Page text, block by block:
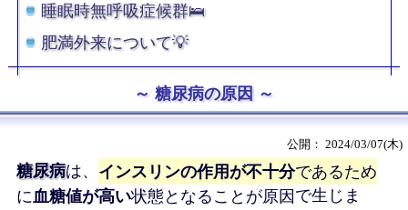
睡眠時無呼吸症候群🛌
肥満外来について💡
糖尿病の原因
2024/03/07(木)
糖尿病は、 インスリンの作用が不十分であるため
に 血糖値が高い状態となることが原因 で生じま